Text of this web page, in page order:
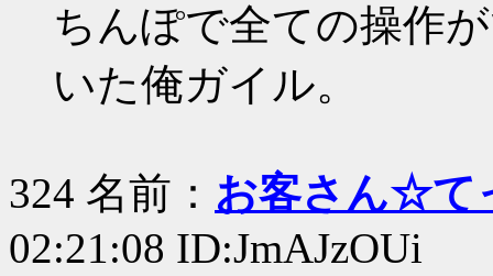
ちんぽで全ての操作
いた俺ガイル。
324 名前： お客さん☆て
02:21:08 ID:JmAJzOUi